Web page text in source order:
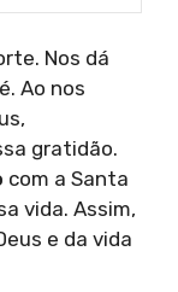
Nos dá
Ao nos
gratidão.
com a Santa
vida. Assim,
e da vida